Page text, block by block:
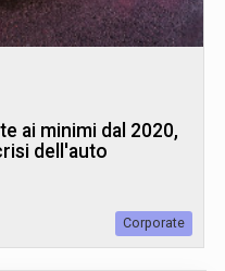
ai minimi dal 2020,
dell'auto
Corporate